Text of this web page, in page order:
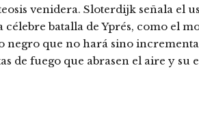
venidera. Sloterdijk señala
célebre batalla de Yprés, como el
negro que no hará sino
de fuego que abrasen el aire y